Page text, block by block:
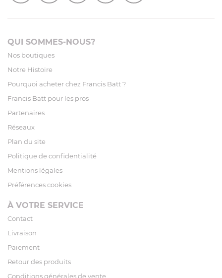
QUI SOMMES-NOUS?
Nos boutiques
Notre Histoire
Pourquoi acheter chez Francis Batt ?
Francis Batt pour les pros
Partenaires
Réseaux
Plan du site
Politique de confidentialité
Mentions légales
Préférences cookies
À VOTRE SERVICE
Contact
Livraison
Paiement
Retour des produits
Conditions générales de vente